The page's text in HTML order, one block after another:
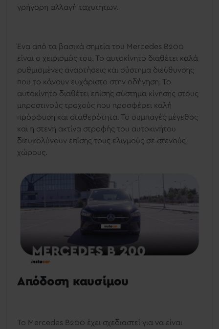
γρήγορη αλλαγή ταχυτήτων.
Ένα από τα βασικά σημεία του Mercedes B200
είναι ο χειρισμός του. Το αυτοκίνητο διαθέτει καλά
ρυθμισμένες αναρτήσεις και σύστημα διεύθυνσης
που το κάνουν ευχάριστο στην οδήγηση. Το
αυτοκίνητο διαθέτει επίσης σύστημα κίνησης στους
μπροστινούς τροχούς που προσφέρει καλή
πρόσφυση και σταθερότητα. Το συμπαγές μέγεθος
και η στενή ακτίνα στροφής του αυτοκινήτου
διευκολύνουν επίσης τους ελιγμούς σε στενούς
χώρους.
Απόδοση καυσίμου
Το Mercedes B200 έχει σχεδιαστεί για να είναι